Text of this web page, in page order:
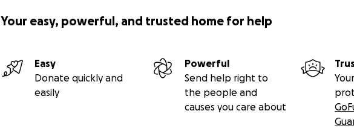
Your easy, powerful, and trusted home for help
Easy
Donate quickly and
easily
Powerful
Send help right to
the people and
causes you care about